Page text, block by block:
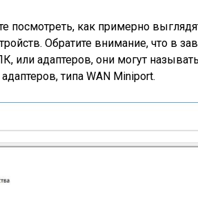
посмотреть, как примерно
Обратите внимание, что в
или адаптеров, они могут
типа WAN Miniport.